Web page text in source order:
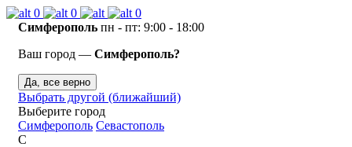
0 0
0
Симферополь пн - пт: 9:00 - 18:00
Ваш город — Симферополь?
Да, все верно
Выбрать другой (ближайший)
Выберите город
Симферополь Севастополь
С